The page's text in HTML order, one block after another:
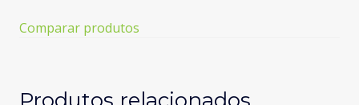
5.0
(PC
Comparar produtos